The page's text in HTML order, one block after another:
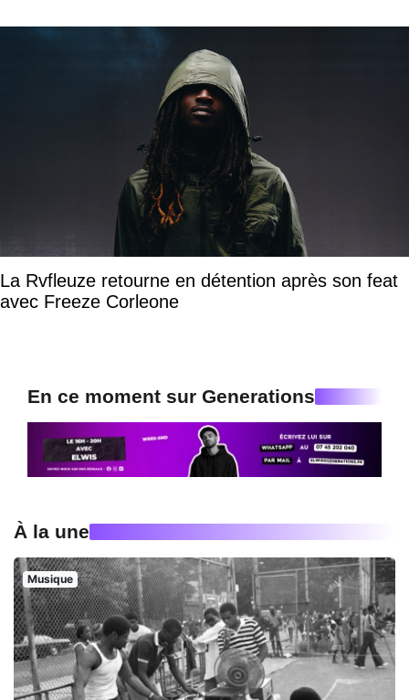
La Rvfleuze retourne en détention après son feat
avec Freeze Corleone
En ce moment sur Generations
À la une
Musique